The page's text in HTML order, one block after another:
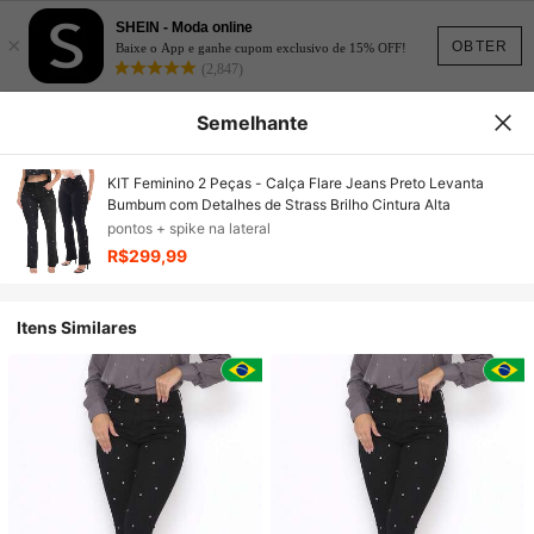
OBTER
×
SHEIN - Moda online
Baixe o App e ganhe cupom exclusivo de 15% OFF!
(2,847)
Semelhante
KIT Feminino 2 Peças - Calça Flare Jeans Preto Levanta
Bumbum com Detalhes de Strass Brilho Cintura Alta
pontos + spike na lateral
R$299,99
Itens Similares